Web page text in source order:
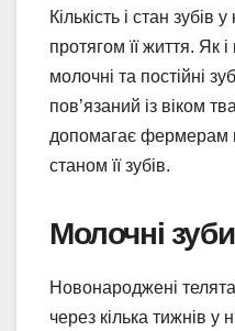
Кількість і стан зубів
протягом її життя. Як
молочні та постійні
пов’язаний із віком
допомагає фермерам
станом її зубів.
Молочні
Новонароджені
через кілька тижнів у